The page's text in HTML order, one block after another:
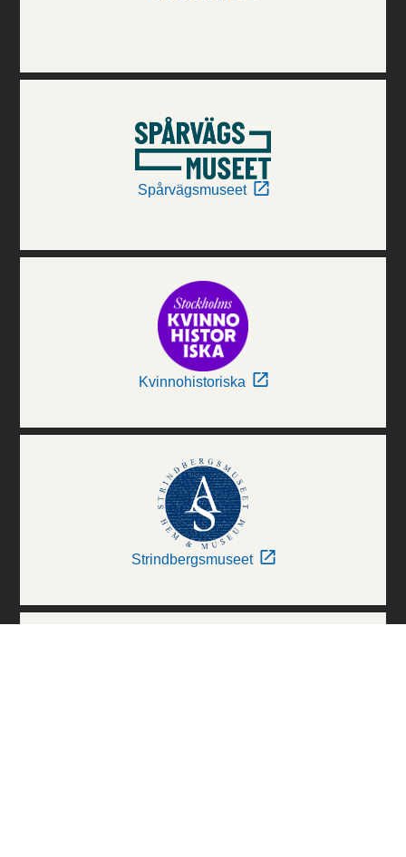
Spårvägsmuseet
Kvinnohistoriska
Strindbergsmuseet